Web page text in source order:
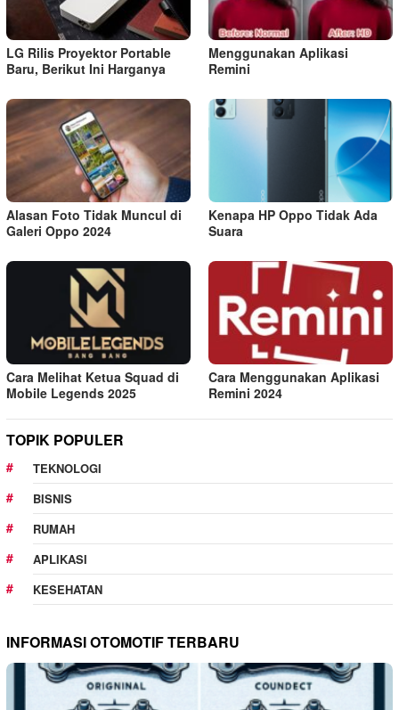
LG Rilis Proyektor Portable
Baru, Berikut Ini Harganya
Menggunakan Aplikasi
Remini
Alasan Foto Tidak Muncul di
Galeri Oppo 2024
Kenapa HP Oppo Tidak Ada
Suara
Cara Melihat Ketua Squad di
Mobile Legends 2025
Cara Menggunakan Aplikasi
Remini 2024
TOPIK POPULER
TEKNOLOGI
BISNIS
RUMAH
APLIKASI
KESEHATAN
INFORMASI OTOMOTIF TERBARU